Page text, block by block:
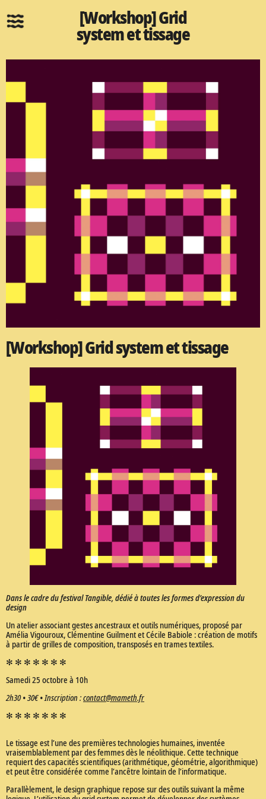
[Workshop] Grid
system et tissage
[Workshop] Grid system et tissage
Dans le cadre du festival Tangible, dédié à toutes les formes d’expression du
design
Un atelier associant gestes ancestraux et outils numériques, proposé par
Amélia Vigouroux, Clémentine Guilment et Cécile Babiole : création de motifs
à partir de grilles de composition, transposés en trames textiles.
✻ ✻ ✻ ✻ ✻ ✻ ✻
Samedi 25 octobre à 10h
2h30 • 30€ • Inscription :contact@mameth.fr
✻ ✻ ✻ ✻ ✻ ✻ ✻
Le tissage est l’une des premières technologies humaines, inventée
vraisemblablement par des femmes dès le néolithique. Cette technique
requiert des capacités scientifiques (arithmétique, géométrie, algorithmique)
et peut être considérée comme l’ancêtre lointain de l’informatique.
Parallèlement, le design graphique repose sur des outils suivant la même